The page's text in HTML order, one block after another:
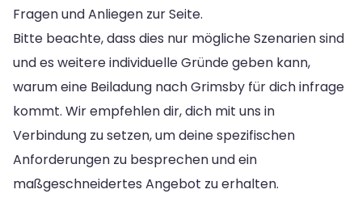
Fragen und Anliegen zur Seite.
Bitte beachte, dass dies nur mögliche Szenarien sind
und es weitere individuelle Gründe geben kann,
warum eine Beiladung nach Grimsby für dich infrage
kommt. Wir empfehlen dir, dich mit uns in
Verbindung zu setzen, um deine spezifischen
Anforderungen zu besprechen und ein
maßgeschneidertes Angebot zu erhalten.